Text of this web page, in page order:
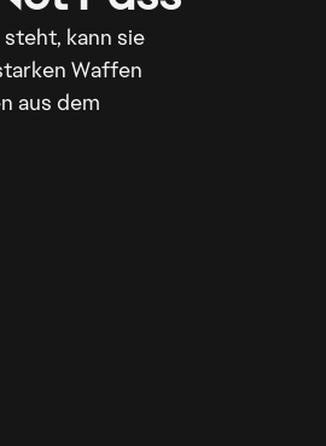
kann sie
Waffen
aus dem